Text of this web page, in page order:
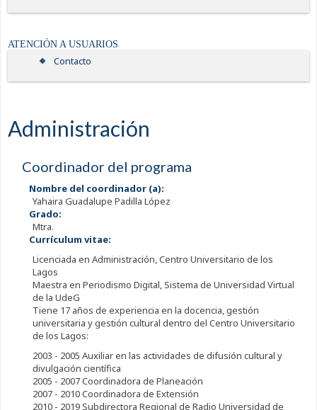
ATENCIÓN A USUARIOS
Contacto
Administración
Coordinador del programa
Nombre del coordinador (a):
Yahaira Guadalupe Padilla López
Grado:
Mtra.
Currículum vitae:
Licenciada en Administración, Centro Universitario de los
Lagos
Maestra en Periodismo Digital, Sistema de Universidad Virtual
de la UdeG
Tiene 17 años de experiencia en la docencia, gestión
universitaria y gestión cultural dentro del Centro Universitario
de los Lagos:
2003 - 2005 Auxiliar en las actividades de difusión cultural y
divulgación científica
2005 - 2007 Coordinadora de Planeación
2007 - 2010 Coordinadora de Extensión
2010 - 2019 Subdirectora Regional de Radio Universidad de